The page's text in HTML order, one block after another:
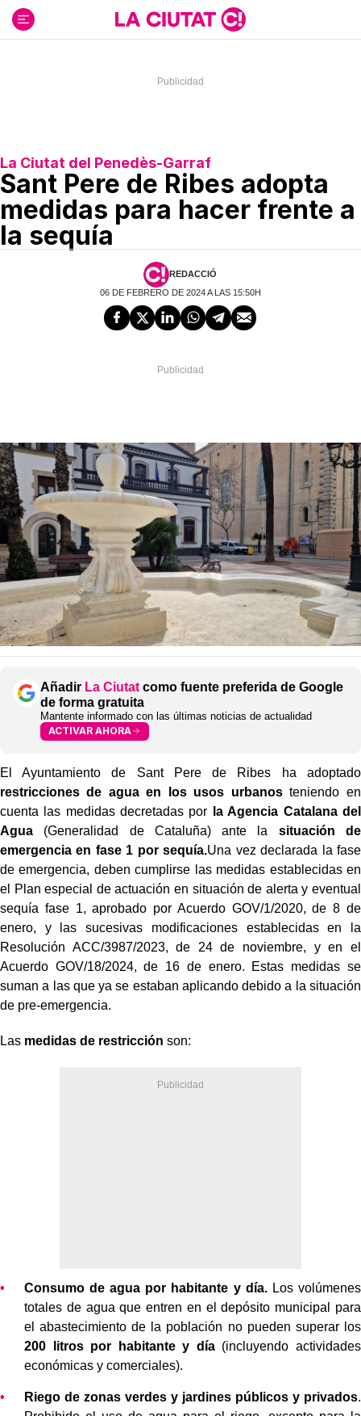
contenido
La Ciutat del Penedès-Garraf
Sant Pere de Ribes adopta
medidas para hacer frente a
la sequía
REDACCIÓ
06 DE FEBRERO DE 2024 A LAS 15:50H
Añadir La Ciutat como fuente preferida de Google
de forma gratuita
Mantente informado con las últimas noticias de actualidad
ACTIVAR AHORA
El Ayuntamiento de Sant Pere de Ribes ha adoptado
restricciones de agua en los usos urbanosteniendo en
cuenta las medidas decretadas por
la Agencia Catalana del
Agua (Generalidad de Cataluña) ante la situación de
emergencia en fase 1 por sequía.Una vez declarada la fase
de emergencia, deben cumplirse las medidas establecidas en
el Plan especial de actuación en situación de alerta y eventual
sequía fase 1, aprobado por Acuerdo GOV/1/2020, de 8 de
enero, y las sucesivas modificaciones establecidas en la
Resolución ACC/3987/2023, de 24 de noviembre, y en el
Acuerdo GOV/18/2024, de 16 de enero. Estas medidas se
suman a las que ya se estaban aplicando debido a la situación
de pre-emergencia.
Las medidas de restricción son:
Consumo de agua por habitante y día.Los volúmenes
totales de agua que entren en el depósito municipal para
el abastecimiento de la población no pueden superar los
200 litros por habitante y día(incluyendo actividades
económicas y comerciales).
Riego de zonas verdes y jardines públicos y privados.